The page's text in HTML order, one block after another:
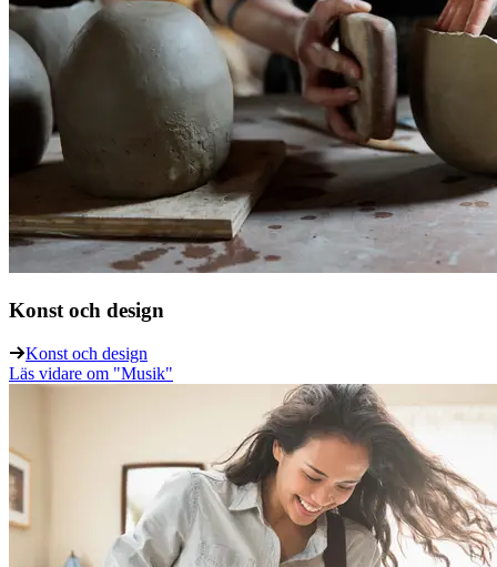
Konst och design
Konst och design
Läs vidare om "Musik"